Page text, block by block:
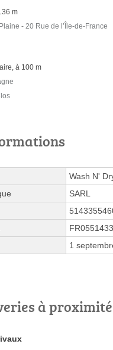
m
- 20 Rue de l’Île-de-France
à 100 m
Wash N'
SARL
1
à proximité